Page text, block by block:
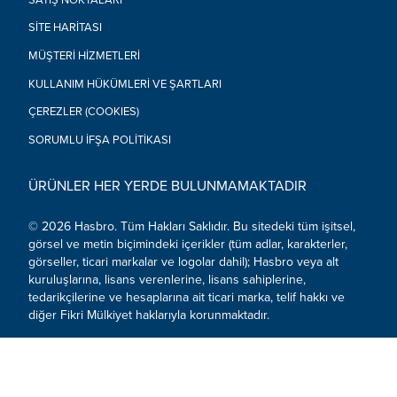
standartlarını karşılamayabilir. Dartlar veya dart tabancası
• UYARI: BOĞULMA TEHLİKESİ - Küçük parçalara ayrılabilir. 3
© 2022 Hasbro. Tüm Hakları Saklıdır.
SITE HARITASI
MÜŞTERI HIZMETLERI
KULLANIM HÜKÜMLERI VE ŞARTLARI
ÇEREZLER (COOKIES)
SORUMLU İFŞA POLITIKASI
ÜRÜNLER HER YERDE BULUNMAMAKTADIR
© 2026 Hasbro. Tüm Hakları Saklıdır. Bu sitedeki tüm işitsel,
görsel ve metin biçimindeki içerikler (tüm adlar, karakterler,
görseller, ticari markalar ve logolar dahil); Hasbro veya alt
kuruluşlarına, lisans verenlerine, lisans sahiplerine,
tedarikçilerine ve hesaplarına ait ticari marka, telif hakkı ve
diğer Fikri Mülkiyet haklarıyla korunmaktadır.